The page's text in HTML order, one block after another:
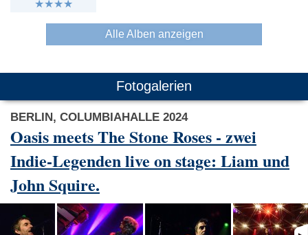
Alle Alben anzeigen
Fotogalerien
BERLIN, COLUMBIAHALLE 2024
Oasis meets The Stone Roses - zwei
Indie-Legenden live on stage: Liam und
John Squire.